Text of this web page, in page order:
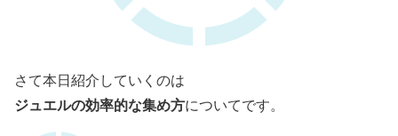
さて本日紹介していくのは
ジュエルの効率的な集め方についてです。